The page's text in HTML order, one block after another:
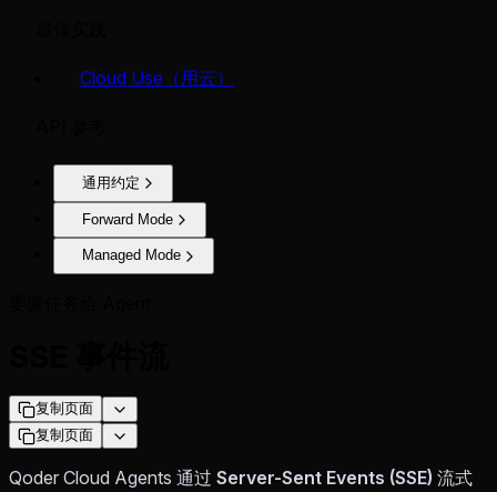
Cloud Use（用云）
通用约定
Forward Mode
Managed Mode
复制页面
复制页面
Qoder Cloud Agents 通过 Server-Sent Events (SSE) 流式